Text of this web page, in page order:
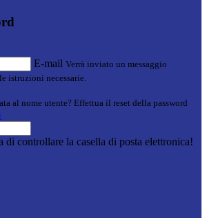
E-mail Verrà inviato un messaggio
istruzioni necessarie.
al nome utente? Effettua il reset della password
di controllare la casella di posta elettronica!